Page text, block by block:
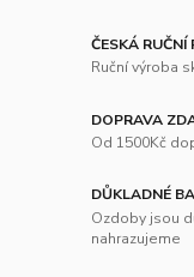
ČESKÁ RUČNÍ
Ruční výroba
DOPRAVA
Od 1500Kč
DŮKLADNÉ
Ozdoby jsou
nahrazujeme